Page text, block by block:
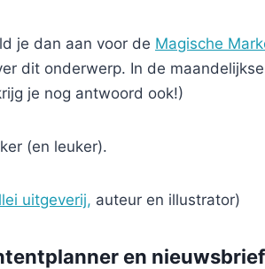
je dan aan voor de Magische
dit onderwerp. In de
je nog antwoord ook!)
(en leuker).
uitgeverij, auteur en illustrator)
en nieuwsbrief